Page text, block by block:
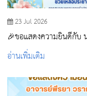
23 Jul 2026
🎉ขอแสดงความยินดีกับ
วิทยาลัยพยาบาลบรมราช
อ่านเพิ่มเติม